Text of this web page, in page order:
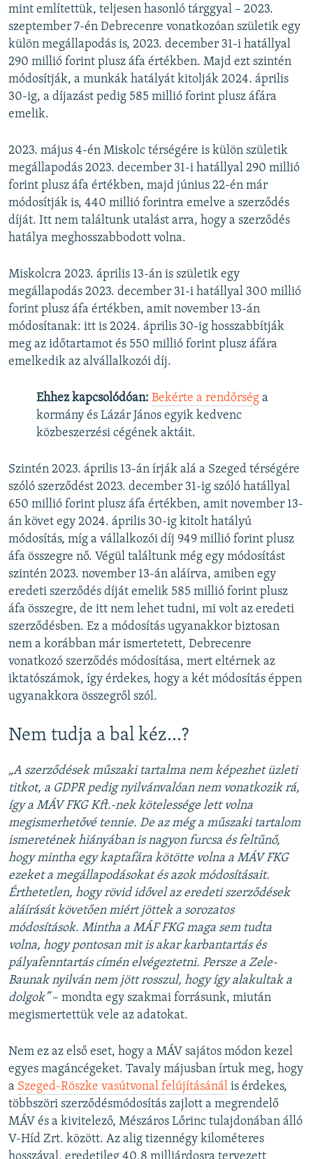
mint említettük, teljesen hasonló tárggyal – 2023.
szeptember 7-én Debrecenre vonatkozóan születik egy
külön megállapodás is, 2023. december 31-i hatállyal
290 millió forint plusz áfa értékben. Majd ezt szintén
módosítják, a munkák hatályát kitolják 2024. április
30-ig, a díjazást pedig 585 millió forint plusz áfára
emelik.
2023. május 4-én Miskolc térségére is külön születik
megállapodás 2023. december 31-i hatállyal 290 millió
forint plusz áfa értékben, majd június 22-én már
módosítják is, 440 millió forintra emelve a szerződés
díját. Itt nem találtunk utalást arra, hogy a szerződés
hatálya meghosszabbodott volna.
Miskolcra 2023. április 13-án is születik egy
megállapodás 2023. december 31-i hatállyal 300 millió
forint plusz áfa értékben, amit november 13-án
módosítanak: itt is 2024. április 30-ig hosszabbítják
meg az időtartamot és 550 millió forint plusz áfára
emelkedik az alvállalkozói díj.
Ehhez kapcsolódóan: Bekérte a rendőrség a
kormány és Lázár János egyik kedvenc
közbeszerzési cégének aktáit.
Szintén 2023. április 13-án írják alá a Szeged térségére
szóló szerződést 2023. december 31-ig szóló hatállyal
650 millió forint plusz áfa értékben, amit november 13-
án követ egy 2024. április 30-ig kitolt hatályú
módosítás, míg a vállalkozói díj 949 millió forint plusz
áfa összegre nő. Végül találtunk még egy módosítást
szintén 2023. november 13-án aláírva, amiben egy
eredeti szerződés díját emelik 585 millió forint plusz
áfa összegre, de itt nem lehet tudni, mi volt az eredeti
szerződésben. Ez a módosítás ugyanakkor biztosan
nem a korábban már ismertetett, Debrecenre
vonatkozó szerződés módosítása, mert eltérnek az
iktatószámok, így érdekes, hogy a két módosítás éppen
ugyanakkora összegről szól.
Nem tudja a bal kéz...?
„A szerződések műszaki tartalma nem képezhet üzleti
titkot, a GDPR pedig nyilvánvalóan nem vonatkozik rá,
így a MÁV FKG Kft.-nek kötelessége lett volna
megismerhetővé tennie. De az még a műszaki tartalom
ismeretének hiányában is nagyon furcsa és feltűnő,
hogy mintha egy kaptafára kötötte volna a MÁV FKG
ezeket a megállapodásokat és azok módosításait.
Érthetetlen, hogy rövid idővel az eredeti szerződések
aláírását követően miért jöttek a sorozatos
módosítások. Mintha a MÁF FKG maga sem tudta
volna, hogy pontosan mit is akar karbantartás és
pályafenntartás címén elvégeztetni. Persze a Zele-
Baunak nyilván nem jött rosszul, hogy így alakultak a
dolgok”– mondta egy szakmai forrásunk, miután
megismertettük vele az adatokat.
Nem ez az első eset, hogy a MÁV sajátos módon kezel
egyes magáncégeket. Tavaly májusban írtuk meg, hogy
a Szeged-Röszke vasútvonal felújításánál is érdekes,
többszöri szerződésmódosítás zajlott a megrendelő
MÁV és a kivitelező, Mészáros Lőrinc tulajdonában álló
V-Híd Zrt. között. Az alig tizennégy kilométeres